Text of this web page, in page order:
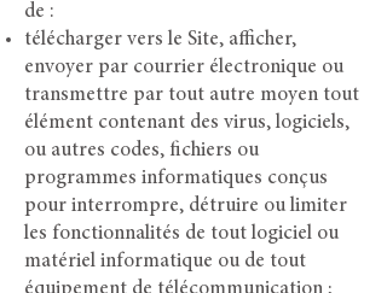
de :
télécharger vers le Site, afficher,
envoyer par courrier électronique ou
transmettre par tout autre moyen tout
élément contenant des virus, logiciels,
ou autres codes, fichiers ou
programmes informatiques conçus
pour interrompre, détruire ou limiter
les fonctionnalités de tout logiciel ou
matériel informatique ou de tout